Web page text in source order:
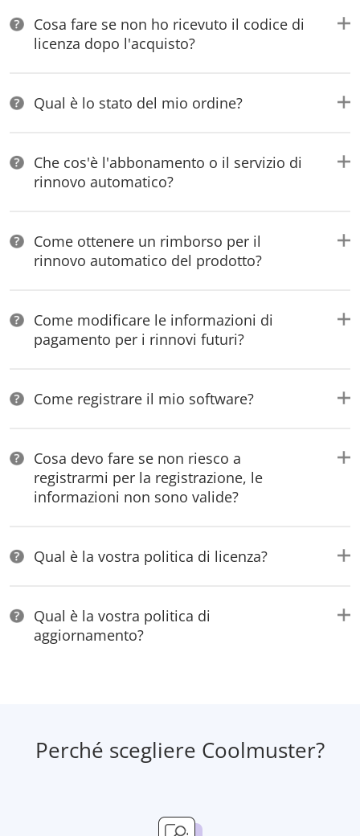
Cosa fare se non ho ricevuto il codice di
licenza dopo l'acquisto?
Qual è lo stato del mio ordine?
Che cos'è l'abbonamento o il servizio di
rinnovo automatico?
Come ottenere un rimborso per il
rinnovo automatico del prodotto?
Come modificare le informazioni di
pagamento per i rinnovi futuri?
Come registrare il mio software?
Cosa devo fare se non riesco a
registrarmi per la registrazione, le
informazioni non sono valide?
Qual è la vostra politica di licenza?
Qual è la vostra politica di
aggiornamento?
Perché scegliere Coolmuster?